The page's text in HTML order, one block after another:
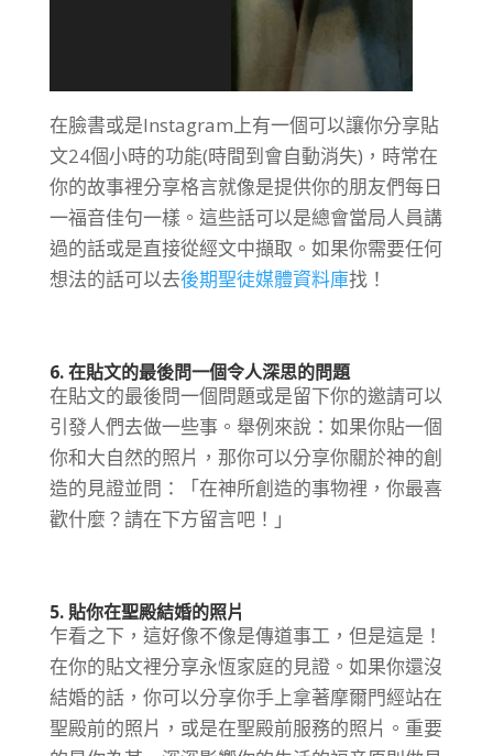
在臉書或是Instagram上有一個可以讓你分享貼
文24個小時的功能(時間到會自動消失)，時常在
你的故事裡分享格言就像是提供你的朋友們每日
一福音佳句一樣。這些話可以是總會當局人員講
過的話或是直接從經文中擷取。如果你需要任何
想法的話可以去後期聖徒媒體資料庫找！
6. 在貼文的最後問一個令人深思的問題
在貼文的最後問一個問題或是留下你的邀請可以
引發人們去做一些事。舉例來說：如果你貼一個
你和大自然的照片，那你可以分享你關於神的創
造的見證並問：「在神所創造的事物裡，你最喜
歡什麼？請在下方留言吧！」
5. 貼你在聖殿結婚的照片
乍看之下，這好像不像是傳道事工，但是這是！
在你的貼文裡分享永恆家庭的見證。如果你還沒
結婚的話，你可以分享你手上拿著摩爾門經站在
聖殿前的照片，或是在聖殿前服務的照片。重要